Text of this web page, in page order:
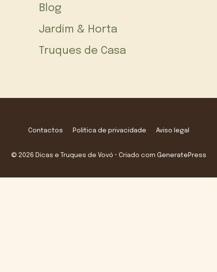
Blog
Jardim & Horta
Truques de Casa
Contactos Política de privacidade Aviso legal
© 2026 Dicas e Truques de Vovó • Criado com GeneratePress